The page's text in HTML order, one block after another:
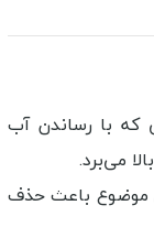
که با رساندن آب
می‌برد.
موضوع باعث حذف